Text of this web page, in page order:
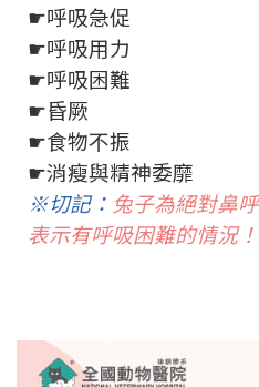
☛呼吸急促
☛呼吸用力
☛呼吸困難
☛昏厥
☛食物不振
☛消瘦與精神委靡
※切記： 兔子為絕對鼻
表示有呼吸困難的情況！